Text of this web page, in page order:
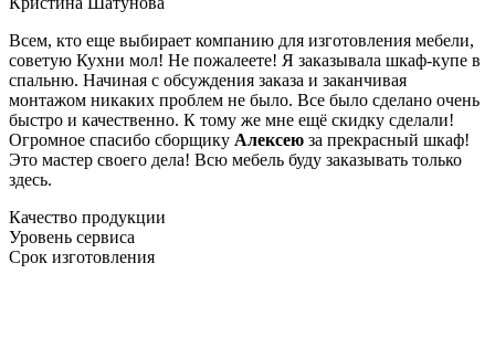
Всем, кто еще выбирает компанию для изготовления мебели,
советую Кухни мол! Не пожалеете! Я заказывала шкаф-купе в
спальню. Начиная с обсуждения заказа и заканчивая
монтажом никаких проблем не было. Все было сделано очень
быстро и качественно. К тому же мне ещё скидку сделали!
Огромное спасибо сборщику Алексею за прекрасный шкаф!
Это мастер своего дела! Всю мебель буду заказывать только
здесь.
Качество продукции
Уровень сервиса
Срок изготовления